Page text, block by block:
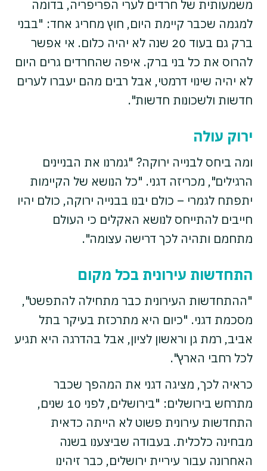
משמעותית של חרדים לערי הפריפריה, בדומה
למגמה שכבר קיימת היום, חוץ מחריג אחד: "בבני
ברק גם בעוד 20 שנה לא יהיה כלום. אי אפשר
להרוס את כל בני ברק. איפה שהחרדים גרים היום
לא יהיה שינוי דרמטי, אבל רבים מהם יעברו לערים
חדשות ולשכונות חדשות".
ירוק עולה
ומה ביחס לבנייה ירוקה? "גמרנו את הבניינים
הרגילים", מכריזה דגני. "כל הנושא של הקיימות
יתפתח לגמרי – כולם יבנו בבנייה ירוקה, כולם יהיו
חייבים להתייחס לנושא האקלים כי העולם
מתחמם ותהיה לכך דרישה עצומה".
התחדשות עירונית בכל מקום
"ההתחדשות העירונית כבר מתחילה להתפשט",
מסכמת דגני. "כיום היא מתרכזת בעיקר בתל
אביב, רמת גן וראשון לציון, אבל בהדרגה היא תגיע
לכל רחבי הארץ".
כראיה לכך, מציגה דגני את המהפך שכבר
מתרחש בירושלים: "בירושלים, לפני 10 שנים,
התחדשות עירונית פשוט לא הייתה כדאית
מבחינה כלכלית. בעבודה שביצענו בשנה
האחרונה עבור עיריית ירושלים, כבר זיהינו